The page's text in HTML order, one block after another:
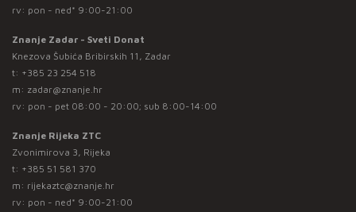
rv: pon - ned* 9:00-21:00
Znanje Zadar - Sveti Donat
Knezova Šubića Bribirskih 11, Zadar
t: +385 23 254 518
m: zadar@znanje.hr
rv: pon - pet 08:00 - 20:00; sub 8:00-14:00
Znanje Rijeka ZTC
Zvonimirova 3, Rijeka
t: +385 51 581 370
m: rijekaztc@znanje.hr
rv: pon - ned* 9:00-21:00